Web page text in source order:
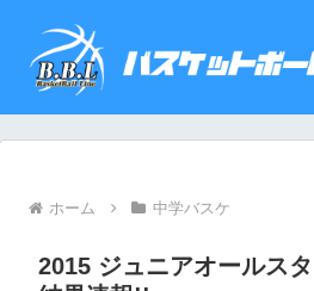
ホーム 中学バスケ
2015 ジュニアオールス